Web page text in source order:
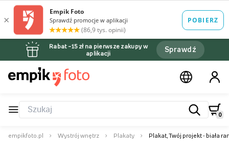
Rabat –15 zł na pierwsze zakupy w
aplikacji
Sprawdź
0
empikfoto.pl Wystrój wnętrz Plakaty Plakat, Twój projekt - biała